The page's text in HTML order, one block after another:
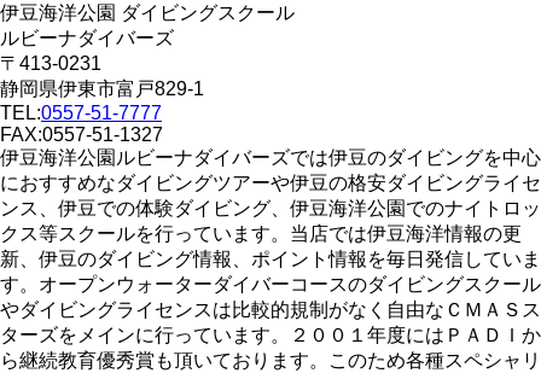
伊豆海洋公園 ダイビングスクール
ルビーナダイバーズ
〒413-0231
静岡県伊東市富戸829-1
TEL:0557-51-7777
FAX:0557-51-1327
伊豆海洋公園ルビーナダイバーズでは伊豆のダイビングを中心
におすすめなダイビングツアーや伊豆の格安ダイビングライセ
ンス、伊豆での体験ダイビング、伊豆海洋公園でのナイトロッ
クス等スクールを行っています。当店では伊豆海洋情報の更
新、伊豆のダイビング情報、ポイント情報を毎日発信していま
す。オープンウォーターダイバーコースのダイビングスクール
やダイビングライセンスは比較的規制がなく自由なＣＭＡＳス
ターズをメインに行っています。２００１年度にはＰＡＤＩか
ら継続教育優秀賞も頂いております。このため各種スペシャリ